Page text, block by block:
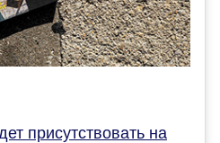
присутствовать на